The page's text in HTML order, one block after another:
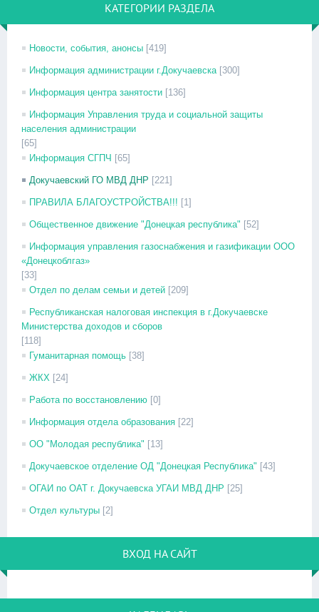
КАТЕГОРИИ РАЗДЕЛА
Новости, события, анонсы [419]
Информация администрации г.Докучаевска [300]
Информация центра занятости [136]
Информация Управления труда и социальной защиты
населения администрации
[65]
Информация СГПЧ [65]
Докучаевский ГО МВД ДНР [221]
ПРАВИЛА БЛАГОУСТРОЙСТВА!!! [1]
Общественное движение "Донецкая республика" [52]
Информация управления газоснабжения и газификации ООО
«Донецкоблгаз»
[33]
Отдел по делам семьи и детей [209]
Республиканская налоговая инспекция в г.Докучаевске
Министерства доходов и сборов
[118]
Гуманитарная помощь [38]
ЖКХ [24]
Работа по восстановлению [0]
Информация отдела образования [22]
ОО "Молодая республика" [13]
Докучаевское отделение ОД "Донецкая Республика" [43]
ОГАИ по ОАТ г. Докучаевска УГАИ МВД ДНР [25]
Отдел культуры [2]
ВХОД НА САЙТ